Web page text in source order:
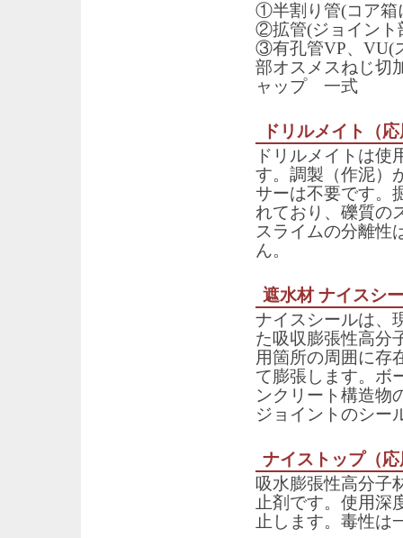
①半割り管(コア箱
②拡管(ジョイント
③有孔管VP、VU(
部オスメスねじ切
ャップ 一式
ドリルメイト（
ドリルメイトは使
す。調製（作泥）
サーは不要です。
れており、礫質の
スライムの分離性
ん。
遮水材 ナイス
ナイスシールは、
た吸収膨張性高分
用箇所の周囲に存
て膨張します。ボ
ンクリート構造物
ジョイントのシー
ナイストップ（
吸水膨張性高分子
止剤です。使用深
止します。毒性は